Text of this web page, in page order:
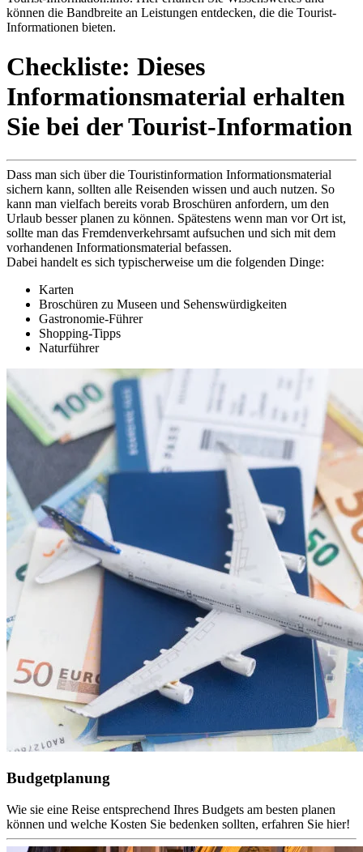
können die Bandbreite an Leistungen entdecken, die die Tourist-
Informationen bieten.
Checkliste: Dieses
Informationsmaterial erhalten
Sie bei der Tourist-Information
Dass man sich über die Touristinformation Informationsmaterial
sichern kann, sollten alle Reisenden wissen und auch nutzen. So
kann man vielfach bereits vorab Broschüren anfordern, um den
Urlaub besser planen zu können. Spätestens wenn man vor Ort ist,
sollte man das Fremdenverkehrsamt aufsuchen und sich mit dem
vorhandenen Informationsmaterial befassen.
Dabei handelt es sich typischerweise um die folgenden Dinge:
Karten
Broschüren zu Museen und Sehenswürdigkeiten
Gastronomie-Führer
Shopping-Tipps
Naturführer
Budgetplanung
Wie sie eine Reise entsprechend Ihres Budgets am besten planen
können und welche Kosten Sie bedenken sollten, erfahren Sie hier!